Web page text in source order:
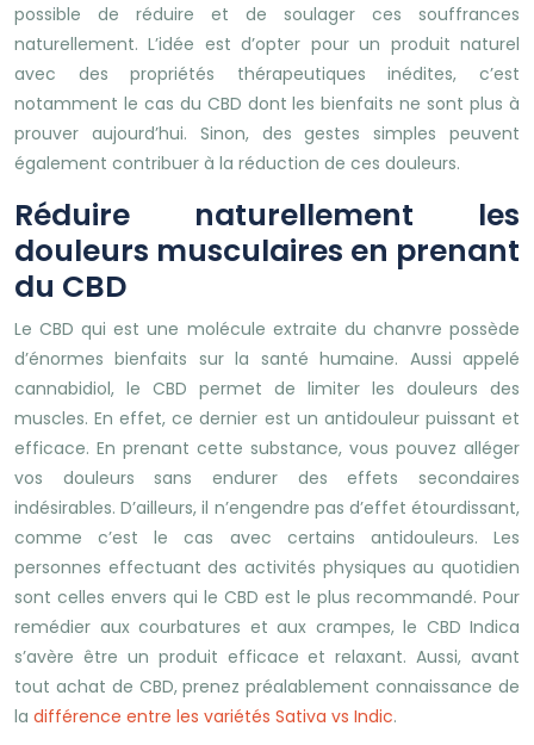
possible de réduire et de soulager ces souffrances
naturellement. L’idée est d’opter pour un produit naturel
avec des propriétés thérapeutiques inédites, c’est
notamment le cas du CBD dont les bienfaits ne sont plus à
prouver aujourd’hui. Sinon, des gestes simples peuvent
également contribuer à la réduction de ces douleurs.
Réduire naturellement les
douleurs musculaires en prenant
du CBD
Le CBD qui est une molécule extraite du chanvre possède
d’énormes bienfaits sur la santé humaine. Aussi appelé
cannabidiol, le CBD permet de limiter les douleurs des
muscles. En effet, ce dernier est un antidouleur puissant et
efficace. En prenant cette substance, vous pouvez alléger
vos douleurs sans endurer des effets secondaires
indésirables. D’ailleurs, il n’engendre pas d’effet étourdissant,
comme c’est le cas avec certains antidouleurs. Les
personnes effectuant des activités physiques au quotidien
sont celles envers qui le CBD est le plus recommandé. Pour
remédier aux courbatures et aux crampes, le CBD Indica
s’avère être un produit efficace et relaxant. Aussi, avant
tout achat de CBD, prenez préalablement connaissance de
la différence entre les variétés Sativa vs Indic.